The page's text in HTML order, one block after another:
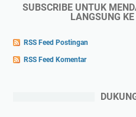
SUBSCRIBE UNTUK
LANGSUNG
RSS Feed Postingan
RSS Feed Komentar